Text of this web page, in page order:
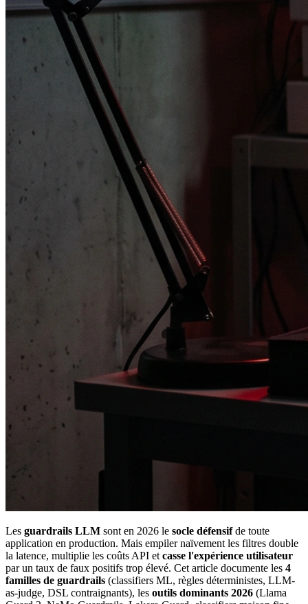
Les guardrails LLM sont en 2026 le socle défensifde toute
application en production. Mais empiler naïvement les filtres double
la latence, multiplie les coûts API et casse l'expérience utilisateur
par un taux de faux positifs trop élevé. Cet article documente les 4
familles de guardrails (classifiers ML, règles déterministes, LLM-
as-judge, DSL contraignants), les outils dominants 2026 (Llama